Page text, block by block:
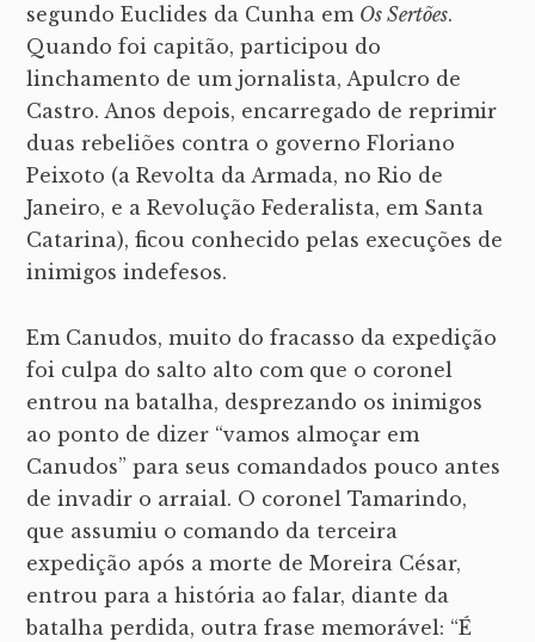
segundo Euclides da Cunha em Os Sertões.
Quando foi capitão, participou do
linchamento de um jornalista, Apulcro de
Castro. Anos depois, encarregado de reprimir
duas rebeliões contra o governo Floriano
Peixoto (a Revolta da Armada, no Rio de
Janeiro, e a Revolução Federalista, em Santa
Catarina), ficou conhecido pelas execuções de
inimigos indefesos.
Em Canudos, muito do fracasso da expedição
foi culpa do salto alto com que o coronel
entrou na batalha, desprezando os inimigos
ao ponto de dizer “vamos almoçar em
Canudos” para seus comandados pouco antes
de invadir o arraial. O coronel Tamarindo,
que assumiu o comando da terceira
expedição após a morte de Moreira César,
entrou para a história ao falar, diante da
batalha perdida, outra frase memorável: “É